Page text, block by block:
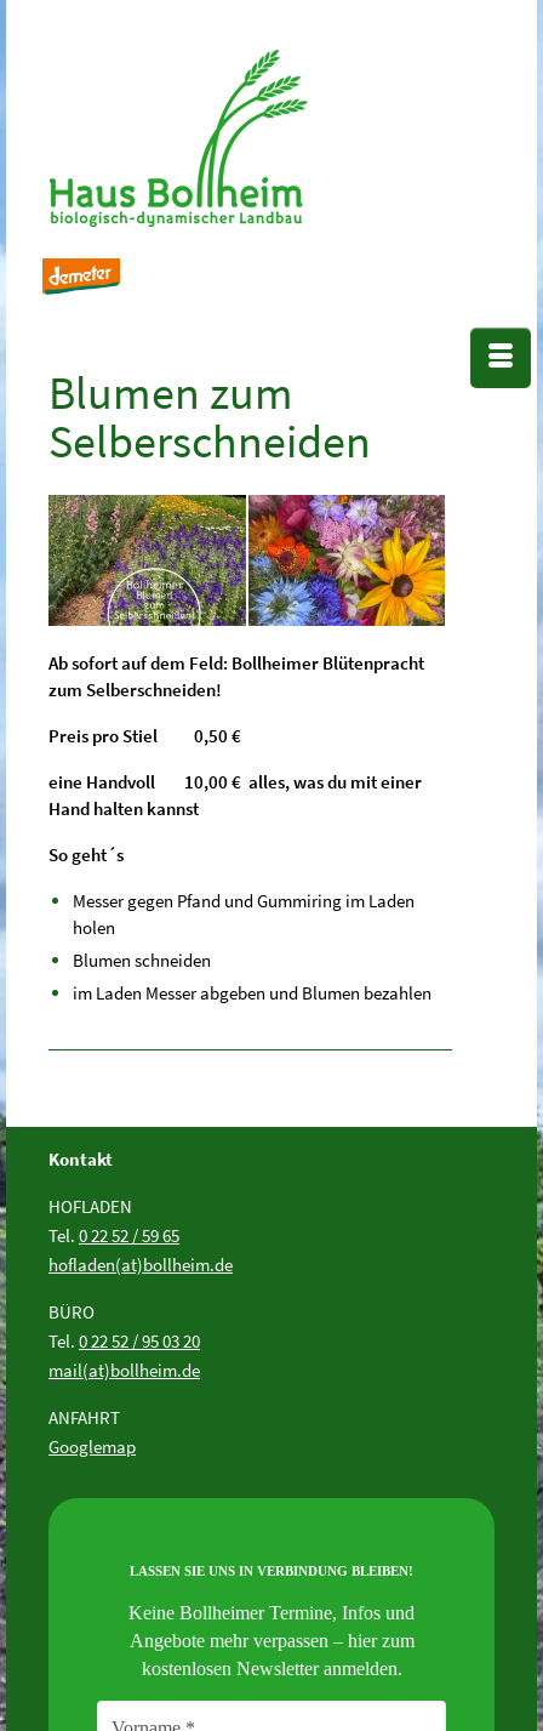
Blumen zum
Selberschneiden
Ab sofort auf dem Feld: Bollheimer Blütenpracht
zum Selberschneiden!
Preis pro Stiel
0,50 €
eine Handvoll 10,00 € alles, was du mit einer
Hand halten kannst
So geht´s
Messer gegen Pfand und Gummiring im Laden
holen
Blumen schneiden
im Laden Messer abgeben und Blumen bezahlen
Kontakt
HOFLADEN
Tel. 0 22 52 / 59 65
hofladen(at)bollheim.de
BÜRO
Tel. 0 22 52 / 95 03 20
mail(at)bollheim.de
ANFAHRT
Googlemap
LASSEN SIE UNS IN VERBINDUNG BLEIBEN!
Keine Bollheimer Termine, Infos und
Angebote mehr verpassen – hier zum
kostenlosen Newsletter anmelden.